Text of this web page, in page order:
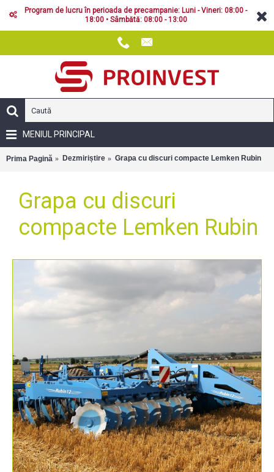
Program de lucru în perioada de precampanie: Luni - Vineri: 08:00 -
18:00 • Sâmbătă: 08:00 - 13:00
MENIUL PRINCIPAL
Prima Pagină Dezmiriștire Grapa cu discuri compacte Lemken Rubin
Grapa cu discuri
compacte Lemken Rubin